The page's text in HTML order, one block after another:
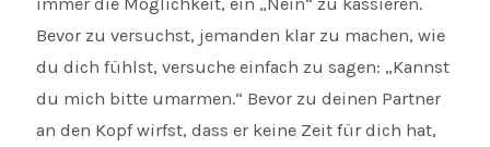
immer die Möglichkeit, ein „Nein“ zu kassieren.
Bevor zu versuchst, jemanden klar zu machen, wie
du dich fühlst, versuche einfach zu sagen: „Kannst
du mich bitte umarmen.“ Bevor zu deinen Partner
an den Kopf wirfst, dass er keine Zeit für dich hat,